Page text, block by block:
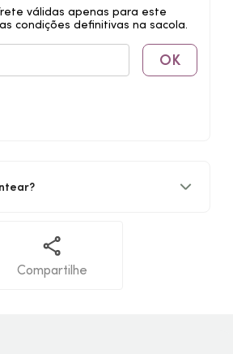
válidas apenas para este
condições definitivas na sacola.
OK
Compartilhe